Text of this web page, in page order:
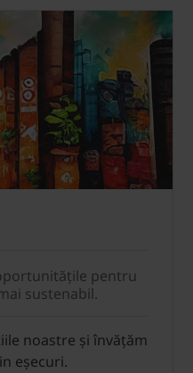
pentru
sustenabil.
noastre și învățăm
eșecuri.